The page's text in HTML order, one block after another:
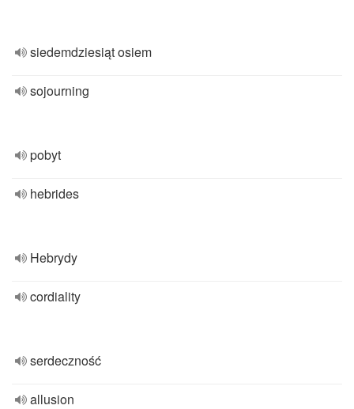
siedemdziesiąt osiem
sojourning
pobyt
hebrides
Hebrydy
cordiality
serdeczność
allusion